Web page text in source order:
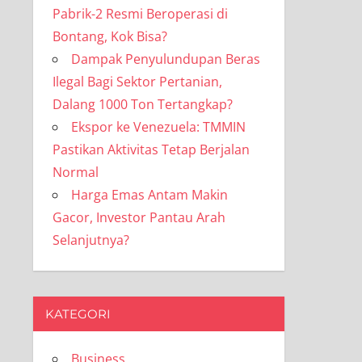
Pabrik-2 Resmi Beroperasi di
Bontang, Kok Bisa?
Dampak Penyulundupan Beras
Ilegal Bagi Sektor Pertanian,
Dalang 1000 Ton Tertangkap?
Ekspor ke Venezuela: TMMIN
Pastikan Aktivitas Tetap Berjalan
Normal
Harga Emas Antam Makin
Gacor, Investor Pantau Arah
Selanjutnya?
KATEGORI